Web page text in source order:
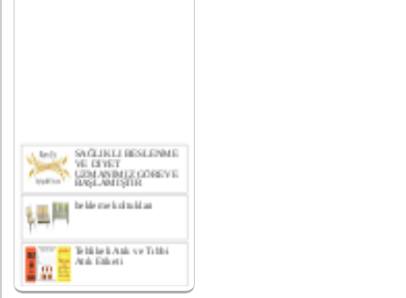
VE DİYET
UZMANIMIZ GÖREVE
BAŞLAMIŞTIR
bekleme koltukları
Atık Etiketi
kapaklı çöp kovası